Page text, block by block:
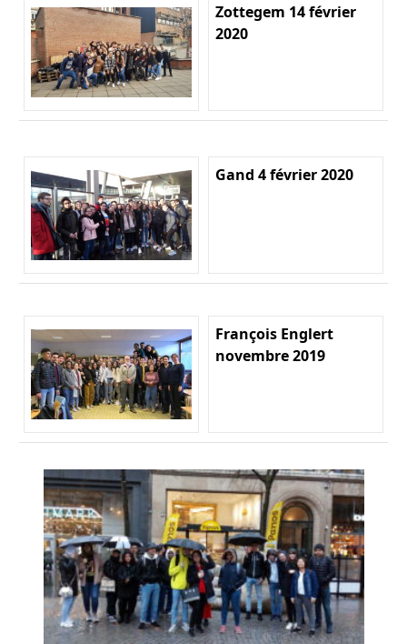
Zottegem 14 février
2020
Gand 4 février 2020
François Englert
novembre 2019